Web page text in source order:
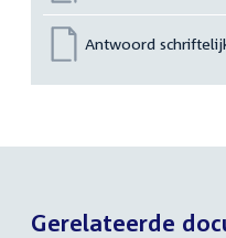
Antwoord
Gerelateerde